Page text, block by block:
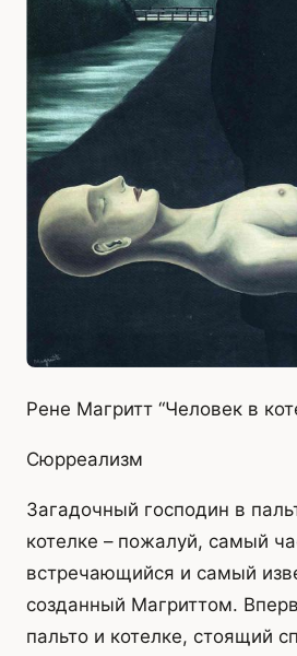
Рене Магритт “Человек в
Сюрреализм
Загадочный господин в
котелке – пожалуй, самый
встречающийся и самый
созданный Магриттом.
пальто и котелке, стоящий